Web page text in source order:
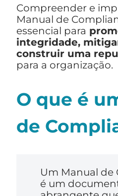
Compreender e
Manual de
essencial para
integridade,
construir uma
para a organização.
O que é
de
Um Manual de
é um